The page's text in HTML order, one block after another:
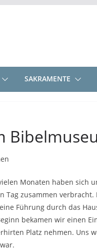
SAKRAMENTE
Monaten haben sich
zusammen
Führung durch das
bekamen wir einen
Platz nehmen. Uns